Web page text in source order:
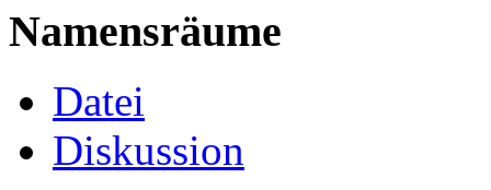
Namensräume
Datei
Diskussion